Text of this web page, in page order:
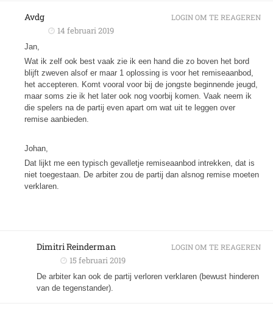
Avdg
14 februari 2019
Jan,
Wat ik zelf ook best vaak zie ik een hand die zo boven het bord
blijft zweven alsof er maar 1 oplossing is voor het remiseaanbod,
het accepteren. Komt vooral voor bij de jongste beginnende jeugd,
maar soms zie ik het later ook nog voorbij komen. Vaak neem ik
die spelers na de partij even apart om wat uit te leggen over
remise aanbieden.
Johan,
Dat lijkt me een typisch gevalletje remiseaanbod intrekken, dat is
niet toegestaan. De arbiter zou de partij dan alsnog remise moeten
verklaren.
LOGIN OM TE REAGEREN
Dimitri Reinderman
15 februari 2019
De arbiter kan ook de partij verloren verklaren (bewust hinderen
van de tegenstander).
LOGIN OM TE REAGEREN